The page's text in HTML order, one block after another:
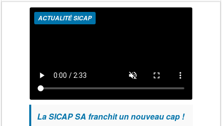
ACTUALITÉ SICAP
La SICAP SA franchit un nouveau cap !